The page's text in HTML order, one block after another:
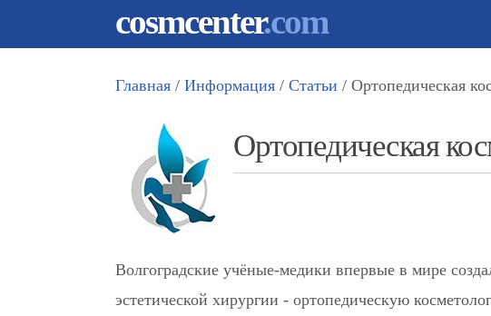
cosmcenter.com
Главная / Информация / Статьи / Ортопедическая
Ортопедическая
Волгоградские учёные-медики впервые в мире
эстетической хирургии - ортопедическую